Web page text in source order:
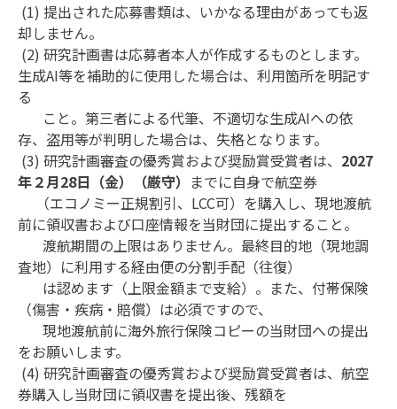
(1) 提出された応募書類は、いかなる理由があっても返
却しません。
(2) 研究計画書は応募者本人が作成するものとします。
生成AI等を補助的に使用した場合は、利用箇所を明記す
る
こと。第三者による代筆、不適切な生成AIへの依
存、盗用等が判明した場合は、失格となります。
(3) 研究計画審査の優秀賞および奨励賞受賞者は、 2027
年２月28日（金）（厳守） までに自身で航空券
（エコノミー正規割引、LCC可）を購入し、現地渡航
前に領収書および口座情報を当財団に提出すること。
渡航期間の上限はありません。最終目的地（現地調
査地）に利用する経由便の分割手配（往復）
は認めます（上限金額まで支給）。また、付帯保険
（傷害・疾病・賠償）は必須ですので、
現地渡航前に海外旅行保険コピーの当財団への提出
をお願いします。
(4) 研究計画審査の優秀賞および奨励賞受賞者は、航空
券購入し当財団に領収書を提出後、残額を